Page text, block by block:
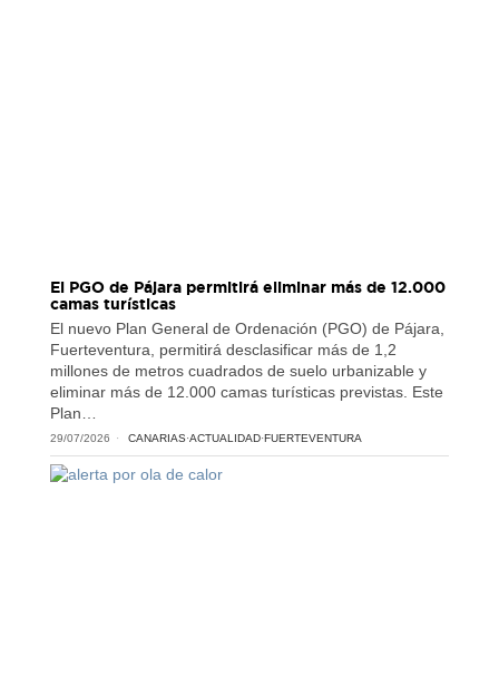
El PGO de Pájara permitirá eliminar más de 12.000
camas turísticas
El nuevo Plan General de Ordenación (PGO) de Pájara,
Fuerteventura, permitirá desclasificar más de 1,2
millones de metros cuadrados de suelo urbanizable y
eliminar más de 12.000 camas turísticas previstas. Este
Plan…
29/07/2026 CANARIAS·ACTUALIDAD·FUERTEVENTURA